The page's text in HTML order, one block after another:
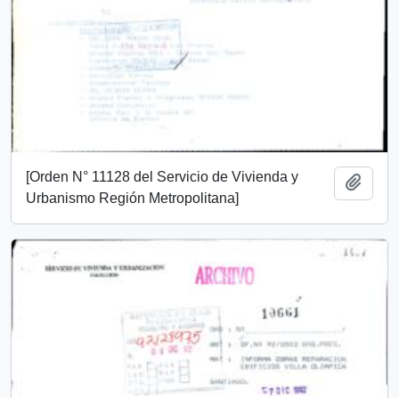
[Orden N° 11128 del Servicio de Vivienda y
Urbanismo Región Metropolitana]